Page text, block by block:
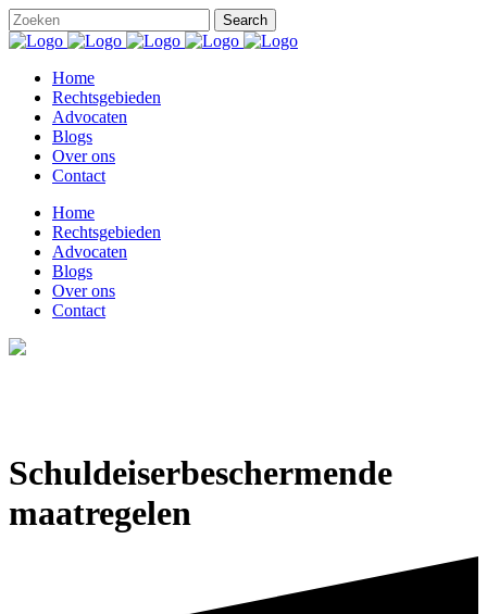
Home
Rechtsgebieden
Advocaten
Blogs
Over ons
Contact
Home
Rechtsgebieden
Advocaten
Blogs
Over ons
Contact
Schuldeiserbeschermende
maatregelen